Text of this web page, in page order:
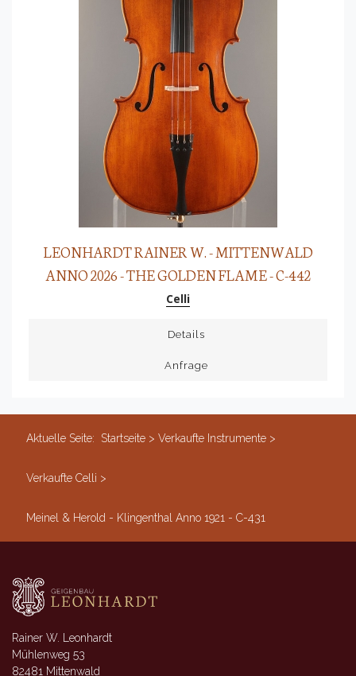
LEONHARDT RAINER W. - MITTENWALD
ANNO 2026 - THE GOLDEN FLAME - C-442
Celli
Details
Anfrage
Aktuelle Seite: Startseite > Verkaufte Instrumente >
Verkaufte Celli >
Meinel & Herold - Klingenthal Anno 1921 - C-431
Rainer W. Leonhardt
Mühlenweg 53
82481 Mittenwald